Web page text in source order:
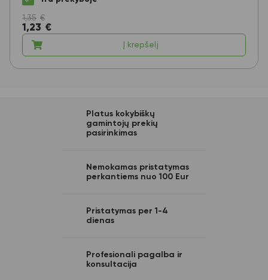
1,35 €
1,23 €
Į krepšelį
Platus kokybiškų
gamintojų prekių
pasirinkimas
Nemokamas pristatymas
perkantiems nuo 100 Eur
Pristatymas per 1-4
dienas
Profesionali pagalba ir
konsultacija